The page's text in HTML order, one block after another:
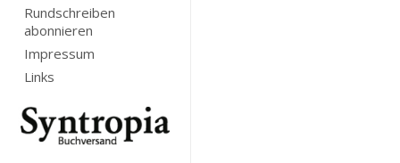
Rundschreiben
abonnieren
Impressum
Links